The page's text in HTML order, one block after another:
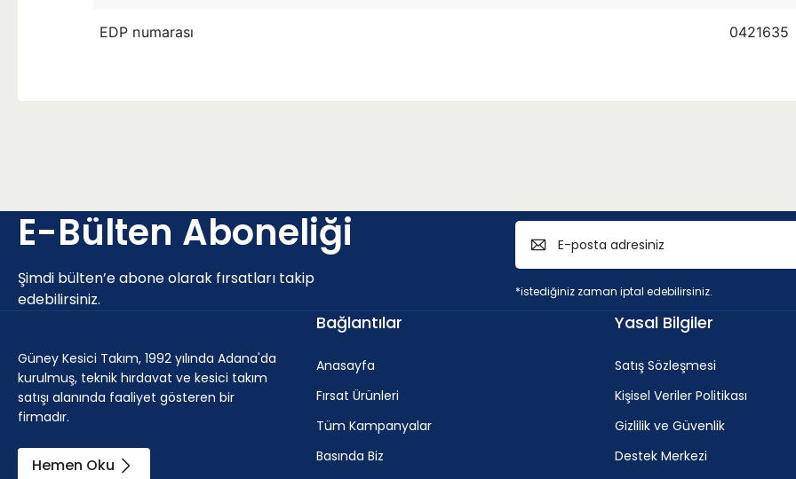
EDP numarası 0421635
E-Bülten Aboneliği
Şimdi bülten’e abone olarak fırsatları takip
edebilirsiniz.
*istediğiniz zaman iptal edebilirsiniz.
Güney Kesici Takım, 1992 yılında Adana'da
kurulmuş, teknik hırdavat ve kesici takım
satışı alanında faaliyet gösteren bir
firmadır.
Hemen Oku
Bağlantılar
Anasayfa
Fırsat Ürünleri
Tüm Kampanyalar
Basında Biz
Yasal Bilgiler
Satış Sözleşmesi
Kişisel Veriler Politikası
Gizlilik ve Güvenlik
Destek Merkezi